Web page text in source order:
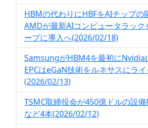
HBMの代わりにHBFをAIチップの
AMDが最新AIコンピュータラック
ープに導入へ(2026/02/18)
SamsungがHBM4を最初にNvidia
EPCはeGaN技術をルネサスにラ
(2026/02/13)
TSMC取締役会が450億ドルの設備
など4本(2026/02/12)